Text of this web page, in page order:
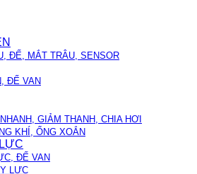
ĐẾ, MẮT TRÂU, SENSOR
ĐẾ VAN
GIẢM THANH, CHIA HƠI
KHÍ, ỐNG XOẮN
ĐẾ VAN
LỰC